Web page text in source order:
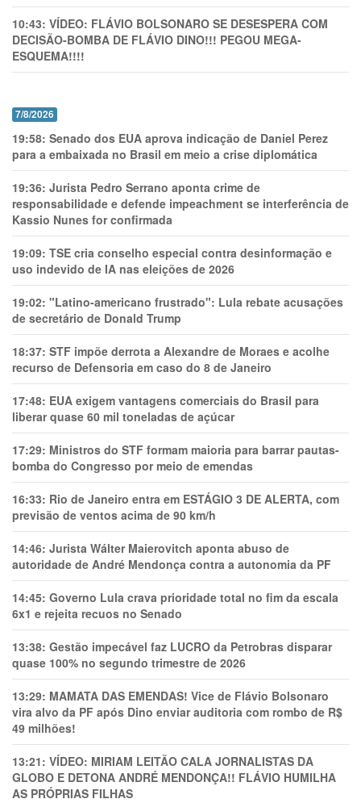
10:43: VÍDEO: FLÁVIO BOLSONARO SE DESESPERA COM
DECISÃO-BOMBA DE FLÁVIO DINO!!! PEGOU MEGA-
ESQUEMA!!!!
7/8/2026
19:58: Senado dos EUA aprova indicação de Daniel Perez
para a embaixada no Brasil em meio a crise diplomática
19:36: Jurista Pedro Serrano aponta crime de
responsabilidade e defende impeachment se interferência de
Kassio Nunes for confirmada
19:09: TSE cria conselho especial contra desinformação e
uso indevido de IA nas eleições de 2026
19:02: "Latino-americano frustrado": Lula rebate acusações
de secretário de Donald Trump
18:37: STF impõe derrota a Alexandre de Moraes e acolhe
recurso de Defensoria em caso do 8 de Janeiro
17:48: EUA exigem vantagens comerciais do Brasil para
liberar quase 60 mil toneladas de açúcar
17:29: Ministros do STF formam maioria para barrar pautas-
bomba do Congresso por meio de emendas
16:33: Rio de Janeiro entra em ESTÁGIO 3 DE ALERTA, com
previsão de ventos acima de 90 km/h
14:46: Jurista Wálter Maierovitch aponta abuso de
autoridade de André Mendonça contra a autonomia da PF
14:45: Governo Lula crava prioridade total no fim da escala
6x1 e rejeita recuos no Senado
13:38: Gestão impecável faz LUCRO da Petrobras disparar
quase 100% no segundo trimestre de 2026
13:29: MAMATA DAS EMENDAS! Vice de Flávio Bolsonaro
vira alvo da PF após Dino enviar auditoria com rombo de R$
49 milhões!
13:21: VÍDEO: MIRIAM LEITÃO CALA JORNALISTAS DA
GLOBO E DETONA ANDRÉ MENDONÇA!! FLÁVIO HUMILHA
AS PRÓPRIAS FILHAS